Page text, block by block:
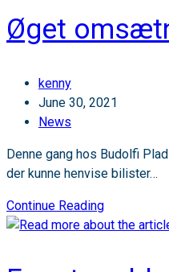
Øget
Post
author:
kenny
Post
published:
June 30, 2021
Post
News
Denne gang hos Budolfi
der kunne henvise bilister…
Continue ReadingØget
omsætning